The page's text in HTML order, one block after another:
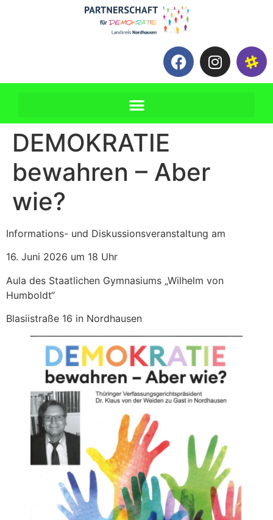
DEMOKRATIE
bewahren – Aber
wie?
Informations- und Diskussionsveranstaltung am
16. Juni 2026 um 18 Uhr
Aula des Staatlichen Gymnasiums „Wilhelm von
Humboldt“
Blasiistraße 16 in Nordhausen